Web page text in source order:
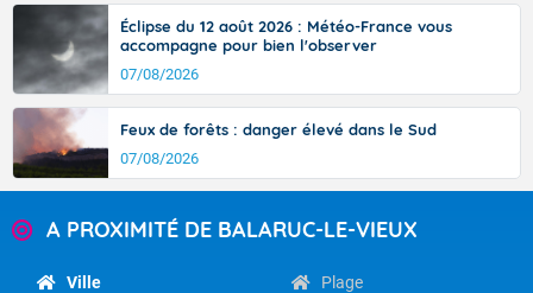
Éclipse du 12 août 2026 : Météo-France vous
accompagne pour bien l'observer
07/08/2026
Feux de forêts : danger élevé dans le Sud
07/08/2026
A PROXIMITÉ DE BALARUC-LE-VIEUX
Ville Plage